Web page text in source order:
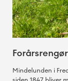
Mindelunden i